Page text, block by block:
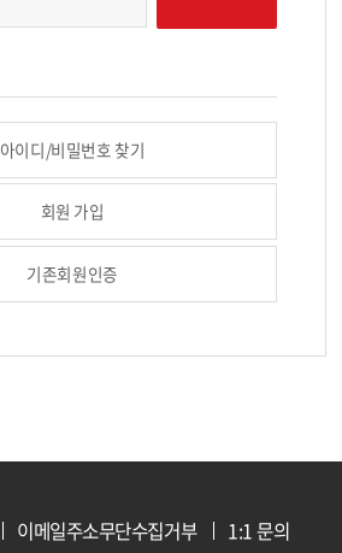
아이디/비밀번호 찾기
회원 가입
기존회원인증
이메일주소무단수집거부 1:1 문의